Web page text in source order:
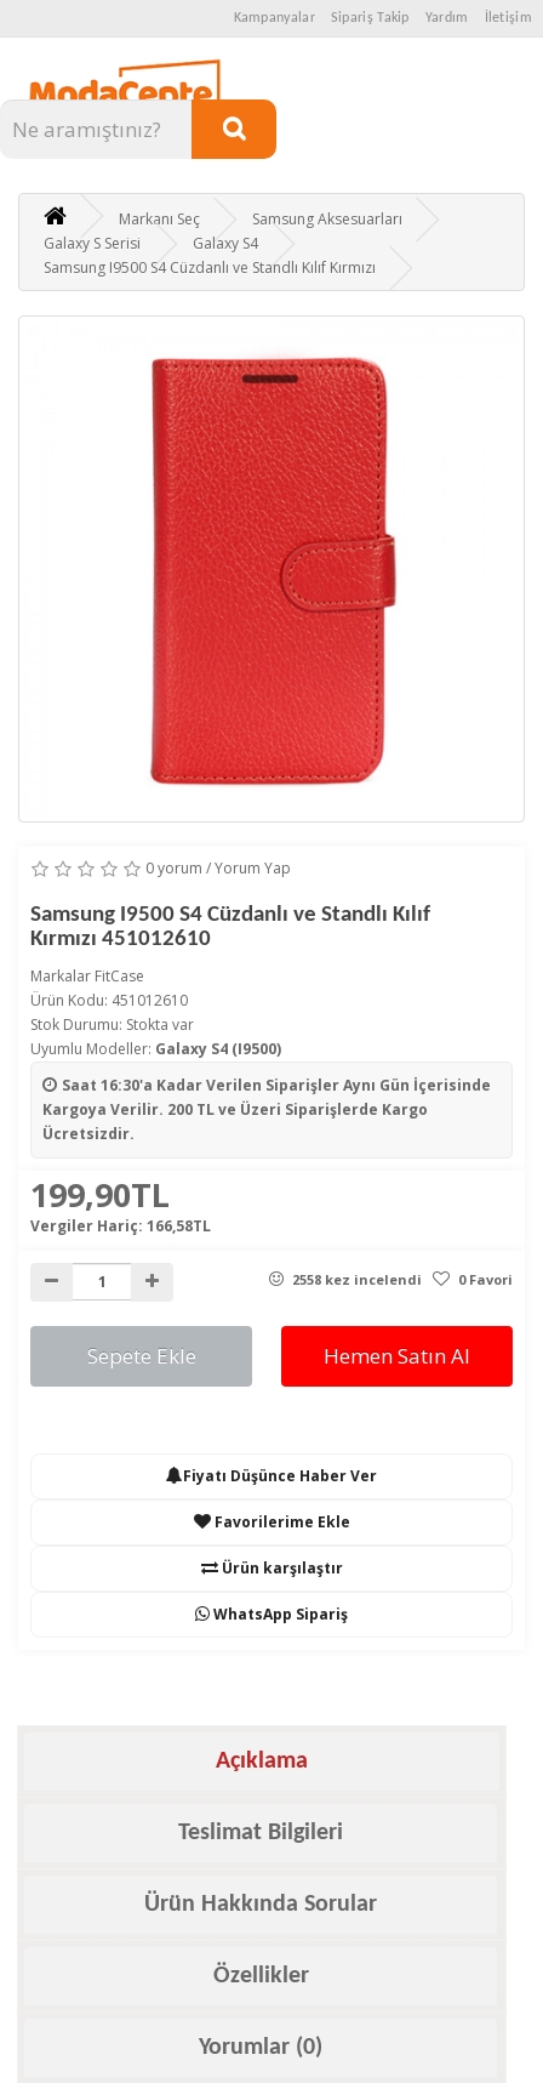
Kampanyalar Sipariş Takip Yardım İletişim
Kategoriler
Markanı Seç
Samsung Aksesuarları
Galaxy S Serisi
Galaxy S4
Samsung I9500 S4 Cüzdanlı ve Standlı Kılıf Kırmızı
0 yorum /Yorum Yap
Samsung I9500 S4 Cüzdanlı ve Standlı Kılıf
Kırmızı 451012610
Markalar FitCase
Ürün Kodu: 451012610
Stok Durumu: Stokta var
Uyumlu Modeller: Galaxy S4 (I9500)
Saat 16:30'a Kadar Verilen SiparişlerAynı Gün İçerisinde
Kargoya Verilir. 200 TL ve Üzeri Siparişlerde Kargo
Ücretsizdir.
199,90TL
Vergiler Hariç: 166,58TL
2558 kez incelendi 0 Favori
Sepete Ekle Hemen Satın Al
Fiyatı Düşünce Haber Ver
Favorilerime Ekle
Ürün karşılaştır
WhatsApp Sipariş
Açıklama
Teslimat Bilgileri
Ürün Hakkında Sorular
Özellikler
Yorumlar (0)